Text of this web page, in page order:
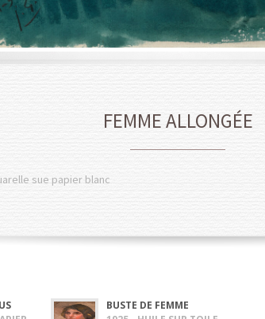
FEMME ALLONGÉE
sue papier blanc
BUSTE DE FEMME